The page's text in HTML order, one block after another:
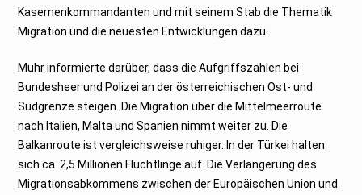
Kasernenkommandanten und mit seinem Stab die Thematik
Migration und die neuesten Entwicklungen dazu.
Muhr informierte darüber, dass die Aufgriffszahlen bei
Bundesheer und Polizei an der österreichischen Ost- und
Südgrenze steigen. Die Migration über die Mittelmeerroute
nach Italien, Malta und Spanien nimmt weiter zu. Die
Balkanroute ist vergleichsweise ruhiger. In der Türkei halten
sich ca. 2,5 Millionen Flüchtlinge auf. Die Verlängerung des
Migrationsabkommens zwischen der Europäischen Union und